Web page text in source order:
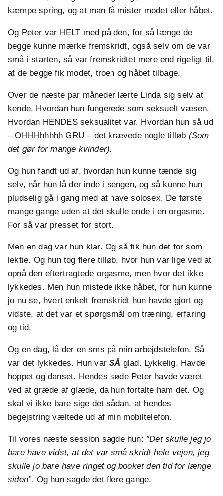
kæmpe spring, og at man få mister modet eller håbet.
Og Peter var HELT med på den, for så længe de
begge kunne mærke fremskridt, også selv om de var
små i starten, så var fremskridtet mere end rigeligt til,
at de begge fik modet, troen og håbet tilbage.
Over de næste par måneder lærte Linda sig selv at
kende. Hvordan hun fungerede som seksuelt væsen.
Hvordan HENDES seksualitet var. Hvordan hun så ud
– OHHHhhhhh GRU – det krævede nogle tilløb (Som
det gør for mange kvinder).
Og hun fandt ud af, hvordan hun kunne tænde sig
selv, når hun lå der inde i sengen, og så kunne hun
pludselig gå i gang med at have solosex. De første
mange gange uden at det skulle ende i en orgasme.
For så var presset for stort.
Men en dag var hun klar. Og så fik hun det for som
lektie. Og hun tog flere tilløb, hvor hun var lige ved at
opnå den eftertragtede orgasme, men hvor det ikke
lykkedes. Men hun mistede ikke håbet, for hun kunne
jo nu se, hvert enkelt fremskridt hun havde gjort og
vidste, at det var et spørgsmål om træning, erfaring
og tid.
Og en dag, lå der en sms på min arbejdstelefon. Så
var det lykkedes. Hun var SÅ glad. Lykkelig. Havde
hoppet og danset. Hendes søde Peter havde været
ved at græde af glæde, da hun fortalte ham det. Og
skal vi ikke bare sige det sådan, at hendes
begejstring væltede ud af min mobiltelefon.
Til vores næste session sagde hun: ”Det skulle jeg jo
bare have vidst, at det var små skridt hele vejen, jeg
skulle jo bare have ringet og booket den tid for længe
siden”. Og hun sagde det flere gange.